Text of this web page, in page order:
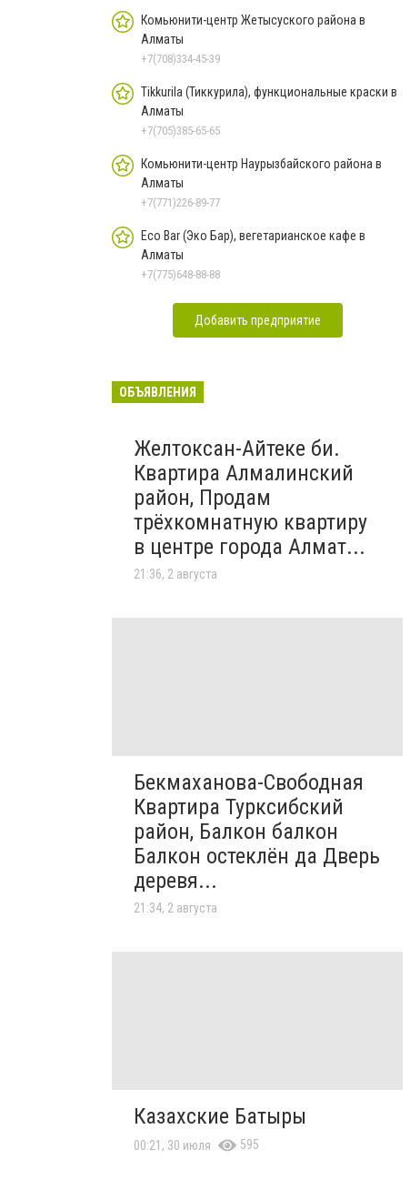
Комьюнити-центр Жетысуского района в
Алматы
+7(708)334-45-39
Tikkurila (Тиккурила), функциональные краски в
Алматы
+7(705)385-65-65
Комьюнити-центр Наурызбайского района в
Алматы
+7(771)226-89-77
Eco Bar (Эко Бар), вегетарианское кафе в
Алматы
+7(775)648-88-88
Добавить предприятие
ОБЪЯВЛЕНИЯ
Желтоксан-Айтеке би.
Квартира Алмалинский
район, Продам
трёхкомнатную квартиру
в центре города Алмат...
21:36, 2 августа
Бекмаханова-Свободная
Квартира Турксибский
район, Балкон балкон
Балкон остеклён да Дверь
деревя...
21:34, 2 августа
Казахские Батыры
00:21, 30 июля 595